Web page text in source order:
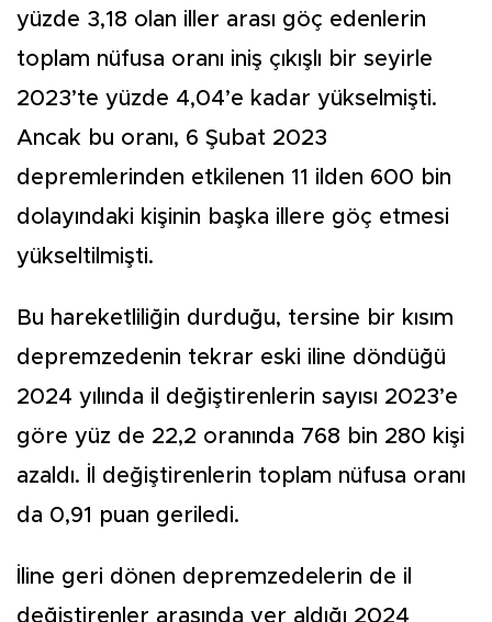
yüzde 3,18 olan iller ara­sı göç edenlerin
toplam nüfu­sa oranı iniş çıkışlı bir seyir­le
2023’te yüzde 4,04’e kadar yükselmişti.
Ancak bu oranı, 6 Şubat 2023
depremlerinden etkilenen 11 ilden 600 bin
dola­yındaki kişinin başka illere göç etmesi
yükseltilmişti.
Bu hareketliliğin durduğu, tersine bir kısım
depremzede­nin tekrar eski iline döndüğü
2024 yılında il değiştirenlerin sayısı 2023’e
göre yüz de 22,2 oranında 768 bin 280 kişi
azal­dı. İl değiştirenlerin toplam nü­fusa oranı
da 0,91 puan geriledi.
İline geri dönen depremze­delerin de il
değiştirenler ara­sında yer aldığı 2024